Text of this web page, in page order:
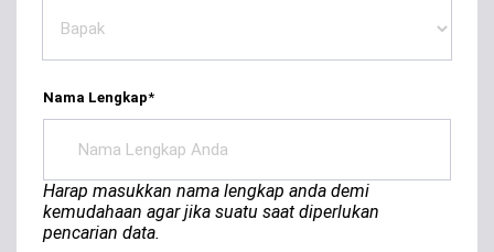
Nama Lengkap*
Harap masukkan nama lengkap anda demi
kemudahaan agar jika suatu saat diperlukan
pencarian data.